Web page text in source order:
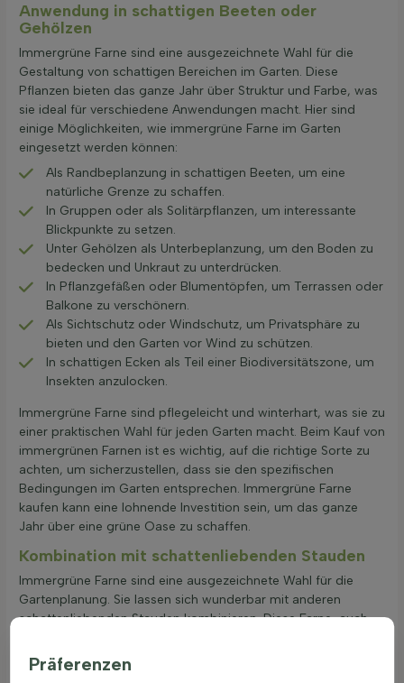
Anwendung in schattigen Beeten oder
Gehölzen
Immergrüne Farne sind eine ausgezeichnete Wahl für die
Gestaltung von schattigen Bereichen im Garten. Diese
Pflanzen bieten das ganze Jahr über Struktur und Farbe, was
sie ideal für verschiedene Anwendungen macht. Hier sind
einige Möglichkeiten, wie immergrüne Farne im Garten
eingesetzt werden können:
Als Randbeplanzung in schattigen Beeten, um eine
natürliche Grenze zu schaffen.
In Gruppen oder als Solitärpflanzen, um interessante
Blickpunkte zu setzen.
Unter Gehölzen als Unterbeplanzung, um den Boden zu
bedecken und Unkraut zu unterdrücken.
In Pflanzgefäßen oder Blumentöpfen, um Terrassen oder
Balkone zu verschönern.
Als Sichtschutz oder Windschutz, um Privatsphäre zu
bieten und den Garten vor Wind zu schützen.
In schattigen Ecken als Teil einer Biodiversitätszone, um
Insekten anzulocken.
Immergrüne Farne sind pflegeleicht und winterhart, was sie zu
einer praktischen Wahl für jeden Garten macht. Beim Kauf von
immergrünen Farnen ist es wichtig, auf die richtige Sorte zu
achten, um sicherzustellen, dass sie den spezifischen
Bedingungen im Garten entsprechen. Immergrüne Farne
kaufen kann eine lohnende Investition sein, um das ganze
Jahr über eine grüne Oase zu schaffen.
Kombination mit schattenliebenden Stauden
Immergrüne Farne sind eine ausgezeichnete Wahl für die
Gartenplanung. Sie lassen sich wunderbar mit anderen
schattenliebenden Stauden kombinieren. Diese Farne, auch
Jahr über eine grüne Kulisse. Eine interessante Kombination
ist die mit Hostas, die mit ihren großen Blättern einen
Präferenzen